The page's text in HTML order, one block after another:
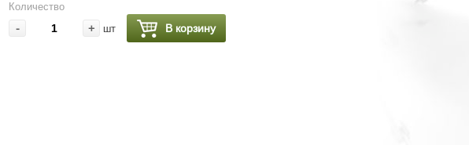
Количество
- + шт В корзину